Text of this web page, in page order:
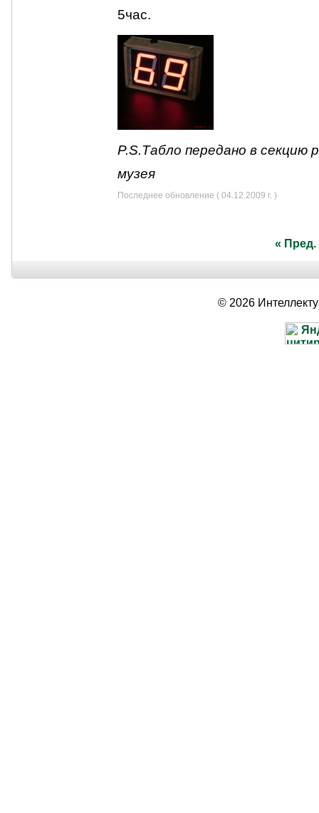
5час.
P.S.Табло передано в секцию
музея
Последнее обновление ( 04.12.2009 г. )
« Пред.
© 2026